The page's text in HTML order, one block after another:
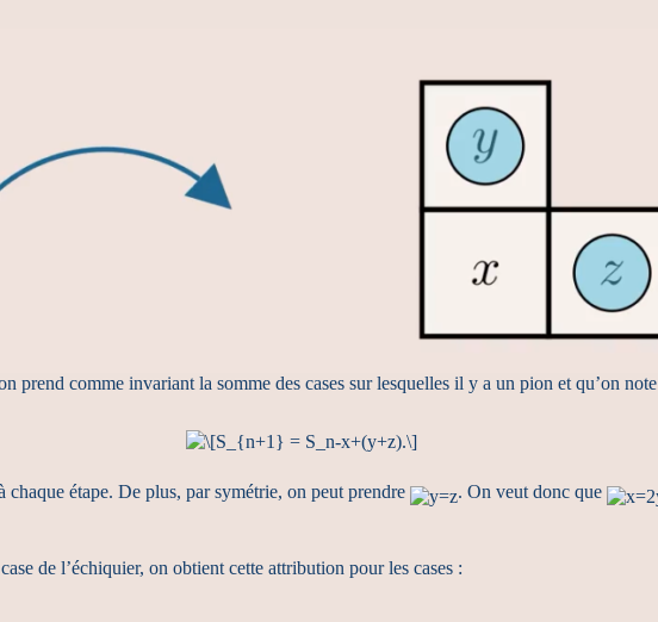
prend comme invariant la somme des cases sur lesquelles il y a un pion et qu’on note
chaque étape. De plus, par symétrie, on peut prendre . On veut donc que
de l’échiquier, on obtient cette attribution pour les cases :